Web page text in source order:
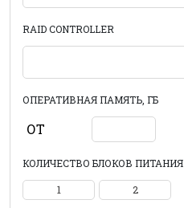
RAID CONTROLLER
ОПЕРАТИВНАЯ ПАМЯТЬ, ГБ
ОТ
КОЛИЧЕСТВО БЛОКОВ ПИТАНИЯ
1 2